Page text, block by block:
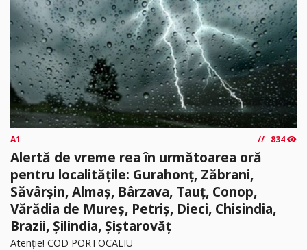
A1 834
Alertă de vreme rea în următoarea oră
pentru localitățile: Gurahonț, Zăbrani,
Săvârșin, Almaș, Bârzava, Tauț, Conop,
Vărădia de Mureș, Petriș, Dieci, Chisindia,
Brazii, Șilindia, Șiștarovăț
Atenție! COD PORTOCALIU